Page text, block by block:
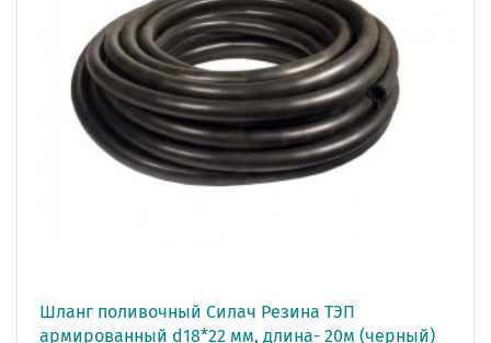
Шланг поливочный Силач Резина ТЭП
армированный d18*22 мм, длина- 20м (черный)